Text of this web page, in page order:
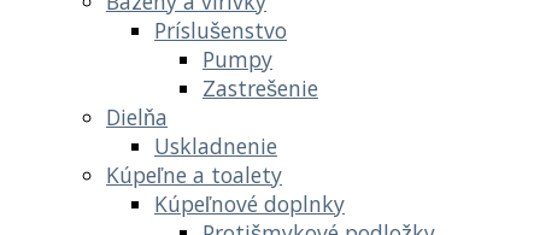
Príslušenstvo
Pumpy
Zastrešenie
Dielňa
Uskladnenie
Kúpeľne a toalety
Kúpeľnové doplnky